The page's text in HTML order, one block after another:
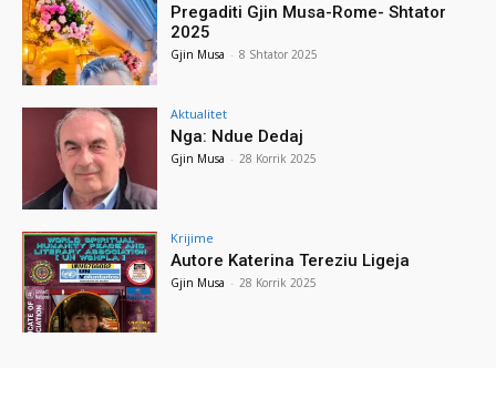
Pregaditi Gjin Musa-Rome- Shtator
2025
Gjin Musa - 8 Shtator 2025
Aktualitet
Nga: Ndue Dedaj
Gjin Musa - 28 Korrik 2025
Krijime
Autore Katerina Tereziu Ligeja
Gjin Musa - 28 Korrik 2025